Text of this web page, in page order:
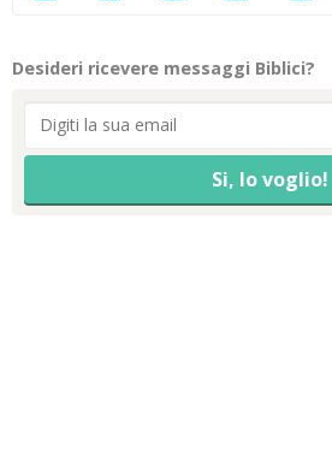
Desideri ricevere messaggi Biblici?